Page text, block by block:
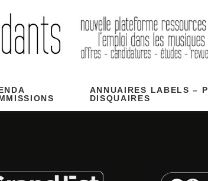
ANNUAIRES LABELS –
DISQUAIRES